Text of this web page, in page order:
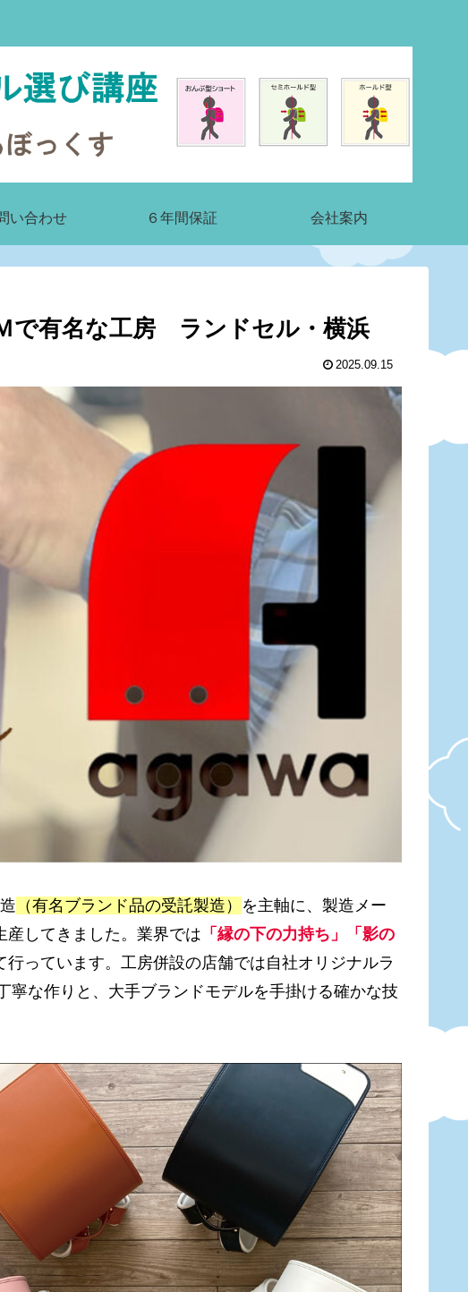
い合わせ ６年間保証 会社案内
で有名な工房 ランドセル・横浜
2025.09.15
（有名ブランド品の受託製造） を主軸に、製造メー
産してきました。業界では 「縁の下の力持ち」「影の
っています。工房併設の店舗では自社オリジナルラ
な作りと、大手ブランドモデルを手掛ける確かな技